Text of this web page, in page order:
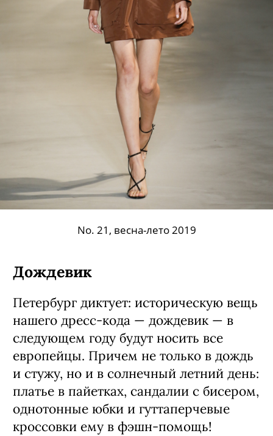
No. 21, весна-лето 2019
Дождевик
Петербург диктует: историческую вещь
нашего дресс-кода — дождевик — в
следующем году будут носить все
европейцы. Причем не только в дождь
и стужу, но и в солнечный летний день:
платье в пайетках, сандалии с бисером,
однотонные юбки и гуттаперчевые
кроссовки ему в фэшн-помощь!